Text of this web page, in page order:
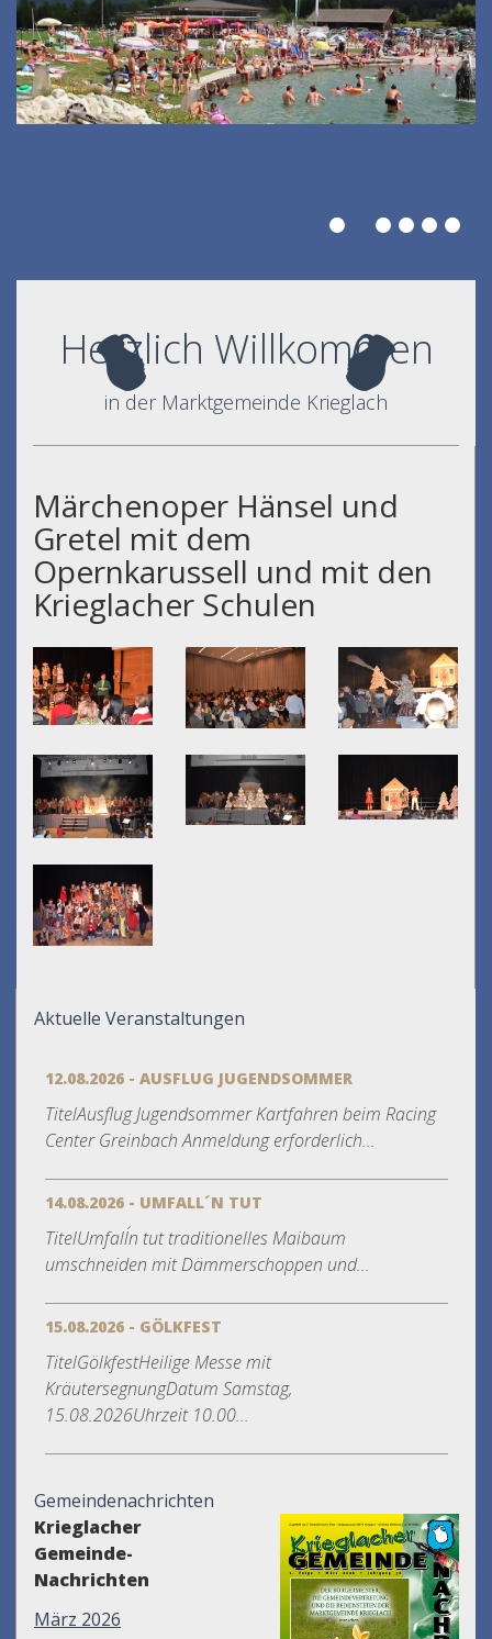
Herzlich Willkommen
in der Marktgemeinde Krieglach
Märchenoper Hänsel und
Gretel mit dem
Opernkarussell und mit den
Krieglacher Schulen
Aktuelle Veranstaltungen
12.08.2026 - AUSFLUG JUGENDSOMMER
TitelAusflug Jugendsommer Kartfahren beim Racing
Center Greinbach Anmeldung erforderlich...
14.08.2026 - UMFALL´N TUT
TitelUmfall´n tut traditionelles Maibaum
umschneiden mit Dämmerschoppen und...
15.08.2026 - GÖLKFEST
TitelGölkfestHeilige Messe mit
KräutersegnungDatum Samstag,
15.08.2026Uhrzeit 10.00...
Gemeindenachrichten
Krieglacher
Gemeinde-
Nachrichten
März 2026